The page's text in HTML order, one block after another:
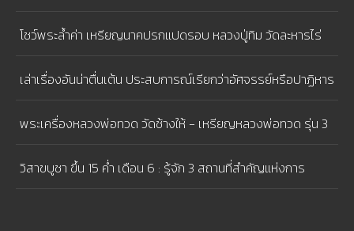
ติดตัว จะทําให้เรื่องร้ายกลับกลายเป็นดี
โชว์พระล้ำค่า เหรียญนาคปรกแปดรอบ หลวงปู่ทิม วัดละหารไร่
เนื้อทองแดงผิวไฟ
เล่าเรื่องอันน่าตื่นเต้น ประสบการณ์เรียกว่าอัศจรรย์หรือปาฏิหาร
ย์ - พระปิดตาหลวงปู่โต๊ะ
พระเครื่องหลวงพ่อทวด วัดช้างให้ - เหรียญหลวงพ่อทวด รุ่น 3
บล็อคช้างปล้อง
วิสาขบูชา ขึ้น 15 ค่ำ เดือน 6 : รู้จัก 3 สถานที่สำคัญแห่งการ